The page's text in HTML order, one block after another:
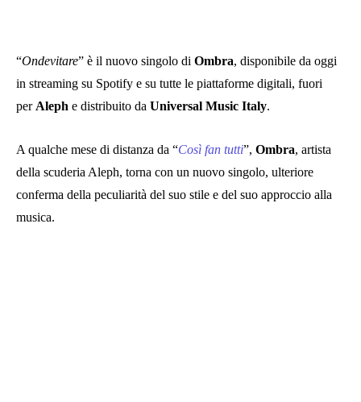
“Ondevitare” è il nuovo singolo di Ombra, disponibile da oggi
in streaming su Spotify e su tutte le piattaforme digitali, fuori
per Aleph e distribuito da Universal Music Italy.
A qualche mese di distanza da “Così fan tutti”, Ombra, artista
della scuderia Aleph, torna con un nuovo singolo, ulteriore
conferma della peculiarità del suo stile e del suo approccio alla
musica.